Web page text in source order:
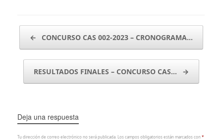
Navegador de artículos
← CONCURSO CAS 002-2023 – CRONOGRAMA…
RESULTADOS FINALES – CONCURSO CAS… →
Deja una respuesta
Tu dirección de correo electrónico no será publicada. Los campos obligatorios están marcados con*